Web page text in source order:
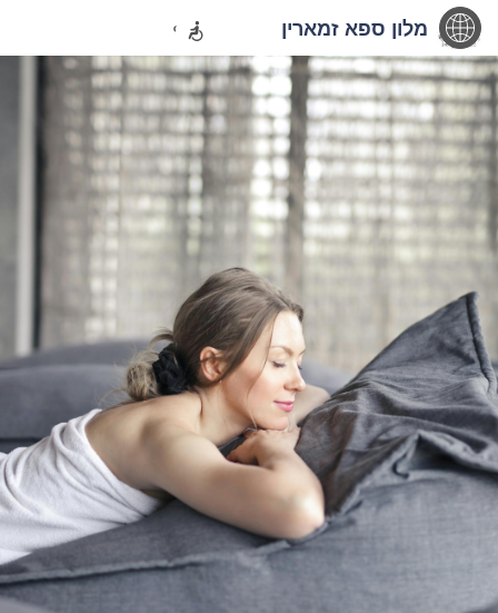
מלון ספא זמארין